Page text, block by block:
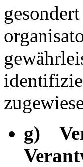
g)